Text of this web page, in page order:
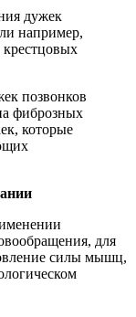
дужек
например,
позвонков
фиброзных
которые
для
силы мышц,